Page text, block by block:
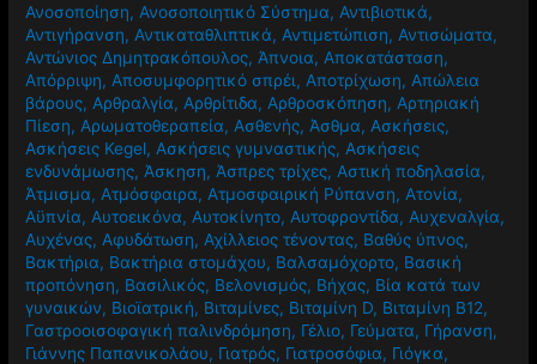
Ανοσοποίηση, Ανοσοποιητικό Σύστημα, Αντιβιοτικά,
Αντιγήρανση, Αντικαταθλιπτικά, Αντιμετώπιση, Αντισώματα,
Αντώνιος Δημητρακόπουλος, Άπνοια, Αποκατάσταση,
Απόρριψη, Αποσυμφορητικό σπρέι, Αποτρίχωση, Απώλεια
βάρους, Αρθραλγία, Αρθρίτιδα, Αρθροσκόπηση, Αρτηριακή
Πίεση, Αρωματοθεραπεία, Ασθενής, Άσθμα, Ασκήσεις,
Ασκήσεις Kegel, Ασκήσεις γυμναστικής, Ασκήσεις
ενδυνάμωσης, Άσκηση, Άσπρες τρίχες, Αστική ποδηλασία,
Άτμισμα, Ατμόσφαιρα, Ατμοσφαιρική Ρύπανση, Ατονία,
Αϋπνία, Αυτοεικόνα, Αυτοκίνητο, Αυτοφροντίδα, Αυχεναλγία,
Αυχένας, Αφυδάτωση, Αχίλλειος τένοντας, Βαθύς ύπνος,
Βακτήρια, Βακτήρια στομάχου, Βαλσαμόχορτο, Βασική
προπόνηση, Βασιλικός, Βελονισμός, Βήχας, Βία κατά των
γυναικών, Βιοϊατρική, Βιταμίνες, Βιταμίνη D, Βιταμίνη Β12,
Γαστροοισοφαγική παλινδρόμηση, Γέλιο, Γεύματα, Γήρανση,
Γιάννης Παπανικολάου, Γιατρός, Γιατροσόφια, Γιόγκα,